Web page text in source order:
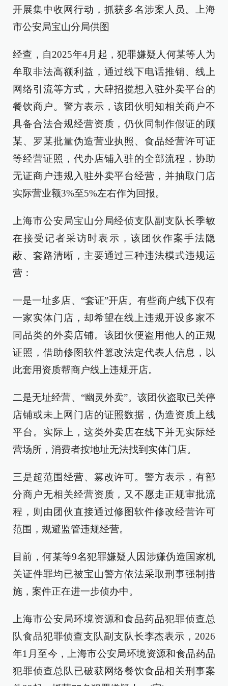
开展集中收网行动，抓获多名涉案人员。上海
市公安局宝山分局供图
经查，自2025年4月起，犯罪嫌疑人何某等人为
牟取非法高额利益，通过线下电话推销、线上
网络引流等方式，大肆招揽想入驻外卖平台的
餐饮商户。警方表示，该团伙明知相关商户不
具备合法合规经营资质，仍伙同制作假证的顾
某、罗某批量伪造营业执照、食品经营许可证
等经营证照，代办店铺入驻的全部流程，协助
无证商户违规入驻外卖平台经营，并抽取门店
实际营业额3%至5%左右作为回报。
上海市公安局宝山分局经侦支队副支队长季敏
在接受记者采访时表示，该团伙作案手法隐
蔽、套路清晰，主要通过三种违法模式违规运
营：
一是一址多店、“套证”开店。有些商户线下仅有
一家实体门店，却希望在线上违规开设多家不
同品类的外卖店铺。该团伙便盗用他人的正规
证照，借助修图软件篡改法定代表人信息，以
此套用资质帮商户线上违规开店。
二是无址经营、“幽灵外卖”。该团伙盗取已关停
店铺或未上网门店的证照数据，伪造资质上线
平台。实际上，这类外卖店在线下并无实际经
营场所，消费者按地址无法找到实体门店。
三是超范围经营、篡改许可。警方表示，有部
分商户无相关经营资质，又不愿走正规审批流
程，则由团伙直接通过修图软件修改经营许可
范围，规避监管违规经营。
目前，何某等9名犯罪嫌疑人因涉嫌伪造国家机
关证件罪均已被宝山警方依法采取刑事强制措
施，案件正在进一步侦办中。
上海市公安局环境资源和食品药品犯罪侦查总
队食品犯罪侦查支队副支队长李杰表示，2026
年1月至今，上海市公安局环境资源和食品药品
犯罪侦查总队已破获网络餐饮食品相关刑事案